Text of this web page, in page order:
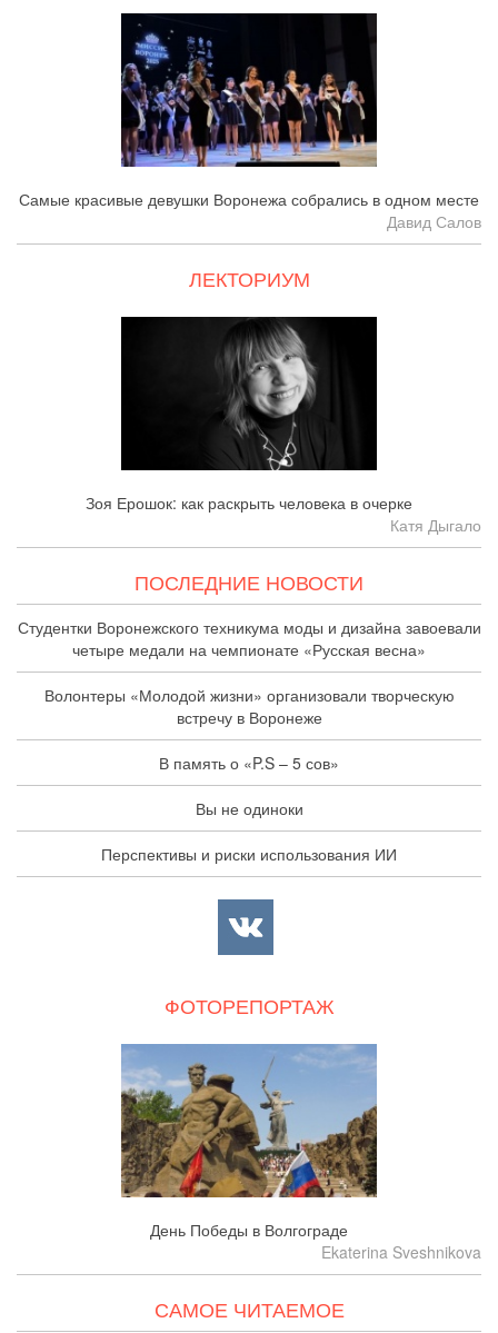
Самые красивые девушки Воронежа собрались в одном месте
Давид Салов
ЛЕКТОРИУМ
Зоя Ерошок: как раскрыть человека в очерке
Катя Дыгало
ПОСЛЕДНИЕ НОВОСТИ
Студентки Воронежского техникума моды и дизайна завоевали
четыре медали на чемпионате «Русская весна»
Волонтеры «Молодой жизни» организовали творческую
встречу в Воронеже
В память о «P.S – 5 сов»
Вы не одиноки
Перспективы и риски использования ИИ
ФОТОРЕПОРТАЖ
День Победы в Волгограде
Ekaterina Sveshnikova
САМОЕ ЧИТАЕМОЕ